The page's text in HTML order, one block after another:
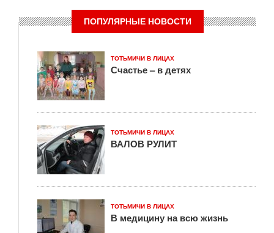
ПОПУЛЯРНЫЕ НОВОСТИ
ТОТЬМИЧИ В ЛИЦАХ
Счастье – в детях
ТОТЬМИЧИ В ЛИЦАХ
ВАЛОВ РУЛИТ
ТОТЬМИЧИ В ЛИЦАХ
В медицину на всю жизнь